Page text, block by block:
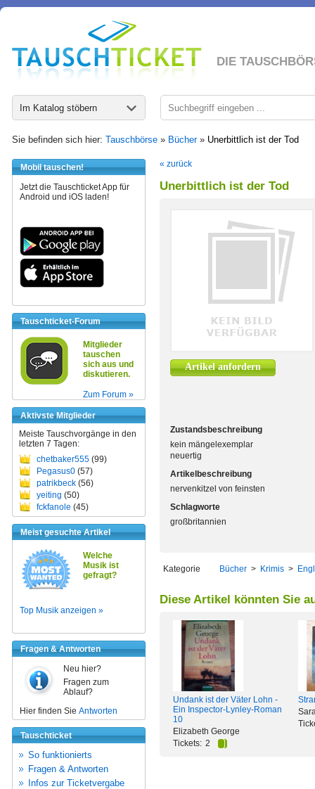
DIE
Im Katalog stöbern
Sie befinden sich hier: Tauschbörse » Bücher» Unerbittlich ist der Tod
Mobil tauschen!
Jetzt die Tauschticket App für
Android und iOS laden!
Tauschticket-Forum
Mitglieder
tauschen
sich aus und
diskutieren.
Zum Forum »
Aktivste Mitglieder
Meiste Tauschvorgänge in den
letzten 7 Tagen:
chetbaker555 (99)
Pegasus0 (57)
patrikbeck (56)
yeiting (50)
fckfanole (45)
Meist gesuchte Artikel
Welche
Musik ist
gefragt?
Top Musik anzeigen »
Fragen & Antworten
Neu hier?
Fragen zum
Ablauf?
Hier finden Sie Antworten
Tauschticket
So funktionierts
Fragen & Antworten
Infos zur Ticketvergabe
« zurück
Unerbittlich ist der Tod
Artikel anfordern
Zustandsbeschreibung
kein mängelexemplar
neuertig
Artikelbeschreibung
nervenkitzel von feinsten
Schlagworte
großbritannien
Kategorie Bücher > Krimis >
Diese Artikel könnten Sie
Undank ist der Väter Lohn -
Ein Inspector-Lynley-Roman
10
Elizabeth George
Tickets: 2